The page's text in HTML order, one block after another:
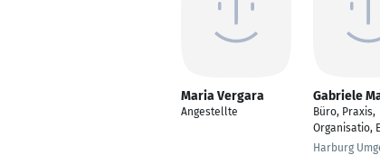
Maria Vergara
Angestellte
Gabriele
Büro, Praxis,
Organisatio,
Harburg